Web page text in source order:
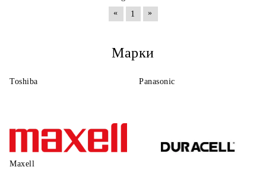
«
1 »
Марки
Toshiba Panasonic
Maxell